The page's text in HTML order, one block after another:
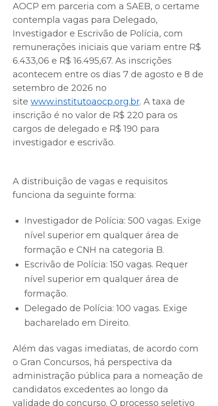
AOCP em parceria com a SAEB, o certame
contempla vagas para Delegado,
Investigador e Escrivão de Polícia, com
remunerações iniciais que variam entre R$
6.433,06 e R$ 16.495,67. As inscrições
acontecem entre os dias 7 de agosto e 8 de
setembro de 2026 no
sitewww.institutoaocp.org.br. A taxa de
inscrição é no valor de R$ 220 para os
cargos de delegado e R$ 190 para
investigador e escrivão.
A distribuição de vagas e requisitos
funciona da seguinte forma:
Investigador de Polícia: 500 vagas. Exige
nível superior em qualquer área de
formação e CNH na categoria B.
Escrivão de Polícia: 150 vagas. Requer
nível superior em qualquer área de
formação.
Delegado de Polícia: 100 vagas. Exige
bacharelado em Direito.
Além das vagas imediatas, de acordo com
o Gran Concursos, há perspectiva da
administração pública para a nomeação de
candidatos excedentes ao longo da
validade do concurso. O processo seletivo